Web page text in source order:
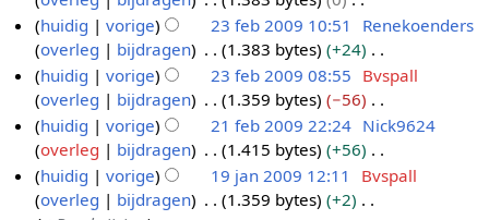
2
1
b
e
w
e
r
k
i
n
g
e
2
0
e
n
b
e
w
e
r
k
i
3
e
2
0
G
e
e
n
b
e
w
e
r
huidig vorige 23 feb 2009 10:51
Renekoenders
overleg
bijdragen 1.383 bytes
+24
G
e
e
n
b
e
huidig vorige 23 feb 2009 08:55 Bvspall
overleg
bijdragen 1.359 bytes
−56
G
e
e
n
1
huidig vorige 21 feb 2009 22:24 Nick9624
overleg
bijdragen 1.415 bytes
+56
G
e
huidig vorige 19 jan 2009 12:11
Bvspall
overleg
bijdragen 1.359 bytes
+2